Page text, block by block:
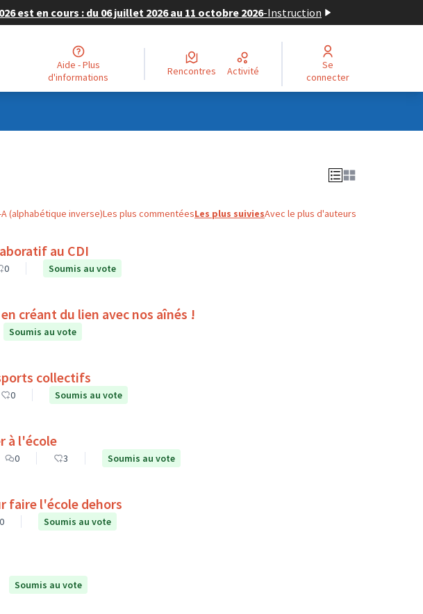
en cours : du 06 juillet 2026 au 11 octobre 2026-Instruction
Aide - Plus
d'informations
Rencontres Activité
Se
connecter
A (alphabétique inverse)Les plus commentéesLes plus suiviesAvec le plus d'auteurs
au CDI
0 Soumis au vote
créant du lien avec nos aînés !
Soumis au vote
collectifs
0 Soumis au vote
à l'école
0 3 Soumis au vote
faire l'école dehors
0 Soumis au vote
Soumis au vote